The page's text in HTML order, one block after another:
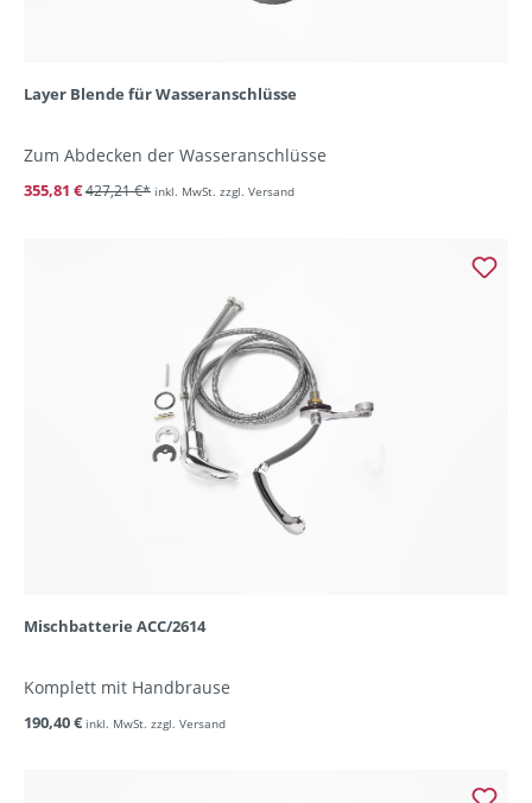
Layer Blende für Wasseranschlüsse
Zum Abdecken der Wasseranschlüsse
355,81 €427,21 €* inkl. MwSt. zzgl. Versand
Mischbatterie ACC/2614
Komplett mit Handbrause
190,40 € inkl. MwSt. zzgl. Versand